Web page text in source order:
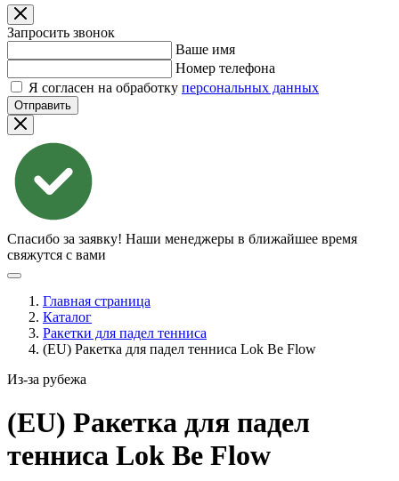
Запросить звонок
Ваше имя
Номер телефона
Я согласен на обработку персональных данных
Отправить
Спасибо за заявку! Наши менеджеры в ближайшее время
свяжутся с вами
Главная страница
Каталог
Ракетки для падел тенниса
(EU) Ракетка для падел тенниса Lok Be Flow
Из-за рубежа
(EU) Ракетка для падел
тенниса Lok Be Flow